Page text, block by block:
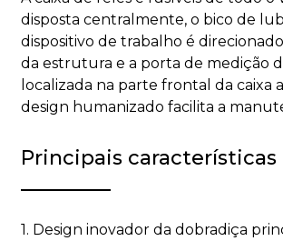
disposta centralmente, o bico de
dispositivo de trabalho é
da estrutura e a porta de medição
localizada na parte frontal da caixa
design humanizado facilita a
Principais características
1. Design inovador da dobradiça